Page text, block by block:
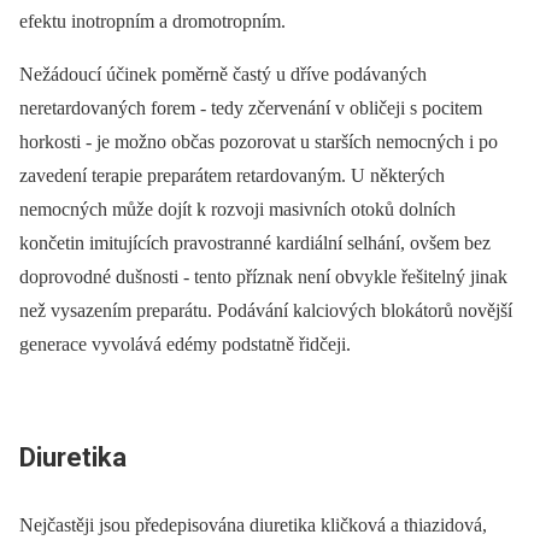
efektu inotropním a dromotropním.
Nežádoucí účinek poměrně častý u dříve podávaných
neretardovaných forem -⁠ tedy zčervenání v obličeji s pocitem
horkosti -⁠ je možno občas pozorovat u starších nemocných i po
zavedení terapie preparátem retardovaným. U některých
nemocných může dojít k rozvoji masivních otoků dolních
končetin imitujících pravostranné kardiální selhání, ovšem bez
doprovodné dušnosti -⁠ tento příznak není obvykle řešitelný jinak
než vysazením preparátu. Podávání kalciových blokátorů novější
generace vyvolává edémy podstatně řidčeji.
Diuretika
Nejčastěji jsou předepisována diuretika kličková a thiazidová,